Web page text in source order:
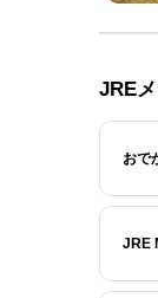
JRE
おで
JRE